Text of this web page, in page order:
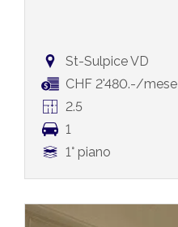
St-Sulpice VD
CHF 2'480.-/mese
2.5
1
1° piano